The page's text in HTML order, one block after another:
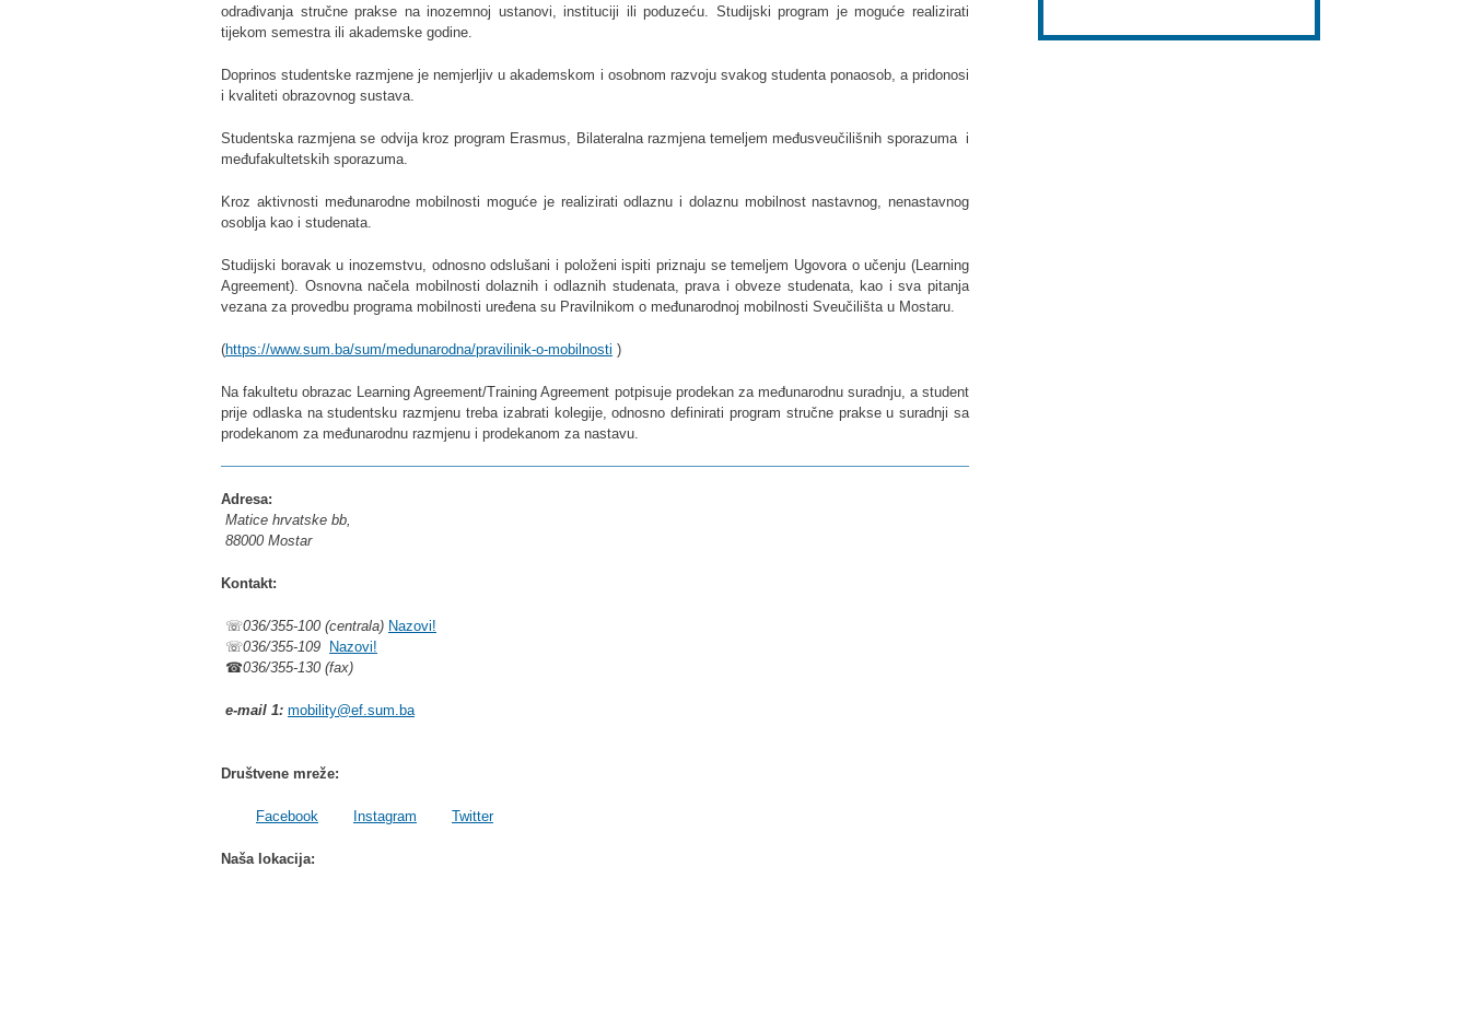
odrađivanja stručne prakse na inozemnoj ustanovi, instituciji ili poduzeću. Studijski program je moguće realizirati
tijekom semestra ili akademske godine.
Doprinos studentske razmjene je nemjerljiv u akademskom i osobnom razvoju svakog studenta ponaosob, a pridonosi
i kvaliteti obrazovnog sustava.
Studentska razmjena se odvija kroz program Erasmus, Bilateralna razmjena temeljem međusveučilišnih sporazuma i
međufakultetskih sporazuma.
Kroz aktivnosti međunarodne mobilnosti moguće je realizirati odlaznu i dolaznu mobilnost nastavnog, nenastavnog
osoblja kao i studenata.
Studijski boravak u inozemstvu, odnosno odslušani i položeni ispiti priznaju se temeljem Ugovora o učenju (Learning
Agreement). Osnovna načela mobilnosti dolaznih i odlaznih studenata, prava i obveze studenata, kao i sva pitanja
vezana za provedbu programa mobilnosti uređena su Pravilnikom o međunarodnoj mobilnosti Sveučilišta u Mostaru.
(https://www.sum.ba/sum/medunarodna/pravilinik-o-mobilnosti )
Na fakultetu obrazac Learning Agreement/Training Agreement potpisuje prodekan za međunarodnu suradnju, a student
prije odlaska na studentsku razmjenu treba izabrati kolegije, odnosno definirati program stručne prakse u suradnji sa
prodekanom za međunarodnu razmjenu i prodekanom za nastavu.
Adresa:
Matice hrvatske bb,
88000 Mostar
Kontakt:
☏036/355-100 (centrala) Nazovi!
☏036/355-109
Nazovi!
☎036/355-130 (fax)
e-mail 1: mobility@ef.sum.ba
Društvene mreže:
Facebook Instagram Twitter
Naša lokacija: